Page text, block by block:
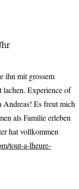
ihn mit grossem
lachen. Experience of
Es freut mich
als Familie erleben
hat vollkommen
tout-a-lheure-